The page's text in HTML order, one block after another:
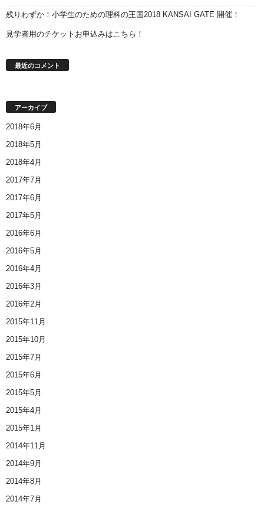
残りわずか！小学生のための理科の王国2018 KANSAI GATE 開催！
見学者用のチケットお申込みはこちら！
最近のコメント
アーカイブ
2018年6月
2018年5月
2018年4月
2017年7月
2017年6月
2017年5月
2016年6月
2016年5月
2016年4月
2016年3月
2016年2月
2015年11月
2015年10月
2015年7月
2015年6月
2015年5月
2015年4月
2015年1月
2014年11月
2014年9月
2014年8月
2014年7月